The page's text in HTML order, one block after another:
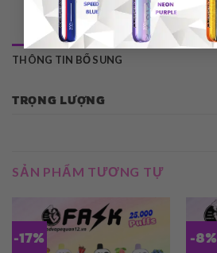
THÔNG TIN BỔ SUNG
TRỌNG LƯỢNG
SẢN PHẨM TƯƠNG TỰ
-17% -8%